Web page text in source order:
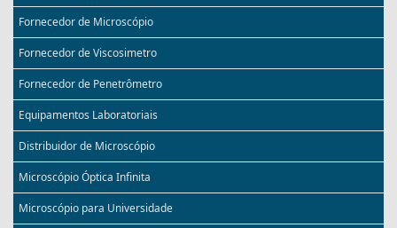
Fornecedor de Microscópio
Fornecedor de Viscosimetro
Fornecedor de Penetrômetro
Equipamentos Laboratoriais
Distribuidor de Microscópio
Microscópio Óptica Infinita
Microscópio para Universidade